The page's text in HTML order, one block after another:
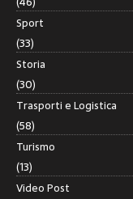
Sport
(33)
Storia
(30)
Trasporti e Logistica
(58)
Turismo
(13)
Video Post